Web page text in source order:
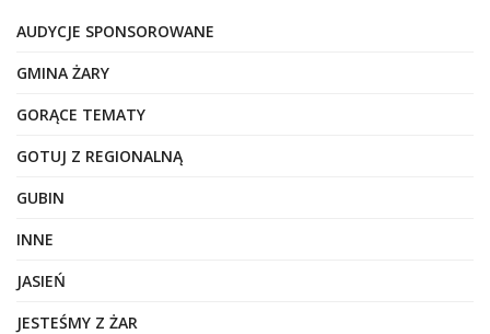
AUDYCJE SPONSOROWANE
GMINA ŻARY
GORĄCE TEMATY
GOTUJ Z REGIONALNĄ
GUBIN
INNE
JASIEŃ
JESTEŚMY Z ŻAR